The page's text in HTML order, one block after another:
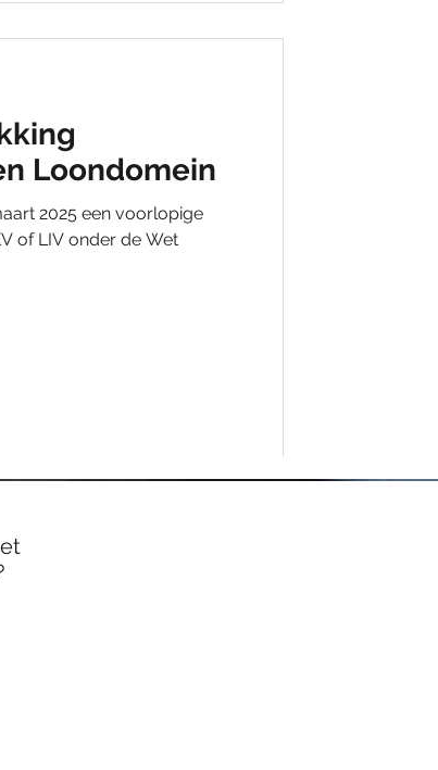
Loondomein
2025 een voorlopige
of LIV onder de Wet